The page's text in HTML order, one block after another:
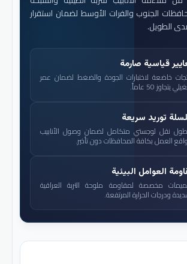
الجنوب والفرات الأوسط لضمان استقرار
الطويل.
قياسية صارمة
خاضعة لاختبارات الجودة والضغط لضمان عمر
يتجاوز 50 عاماً.
توريد سريعة
نقل لوجستي متكامل لضمان وصول الأنابيب
العمل بكافة المحافظات دون تأخير.
العوامل البيئية
مخصصة لمقاومة ملوحة التربة العراقية
ودرجات الحرارة المرتفعة.